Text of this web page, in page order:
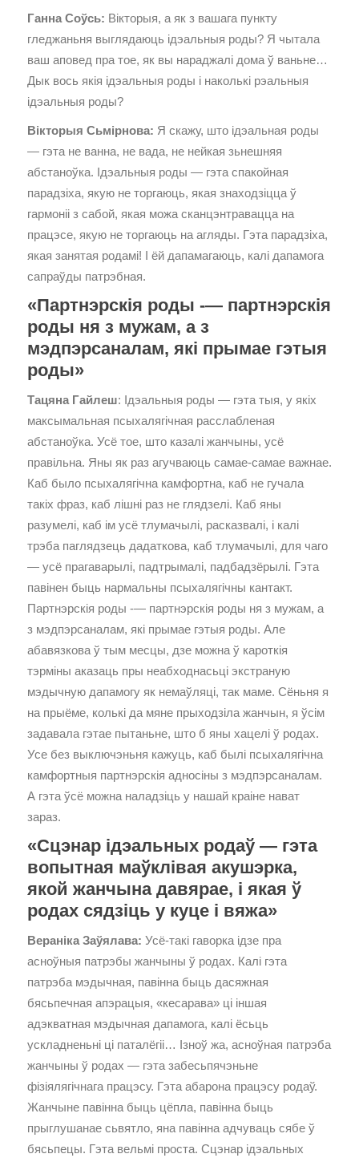
Ганна Соўсь: Вікторыя, а як з вашага пункту
гледжаньня выглядаюць ідэальныя роды? Я чытала
ваш аповед пра тое, як вы нараджалі дома ў ваньне…
Дык вось якія ідэальныя роды і наколькі рэальныя
ідэальныя роды?
Вікторыя Сьмірнова: Я скажу, што ідэальная роды
— гэта не ванна, не вада, не нейкая зьнешняя
абстаноўка. Ідэальныя роды — гэта спакойная
парадзіха, якую не торгаюць, якая знаходзіцца ў
гармоніі з сабой, якая можа сканцэнтравацца на
працэсе, якую не торгаюць на агляды. Гэта парадзіха,
якая занятая родамі! І ёй дапамагаюць, калі дапамога
сапраўды патрэбная.
«Партнэрскія роды -— партнэрскія
роды ня з мужам, а з
мэдпэрсаналам, які прымае гэтыя
роды»
Тацяна Гайлеш: Ідэальныя роды — гэта тыя, у якіх
максымальная псыхалягічная расслабленая
абстаноўка. Усё тое, што казалі жанчыны, усё
правільна. Яны як раз агучваюць самае-самае важнае.
Каб было псыхалягічна камфортна, каб не гучала
такіх фраз, каб лішні раз не глядзелі. Каб яны
разумелі, каб ім усё тлумачылі, расказвалі, і калі
трэба паглядзець дадаткова, каб тлумачылі, для чаго
— усё прагаварылі, падтрымалі, падбадзёрылі. Гэта
павінен быць нармальны псыхалягічны кантакт.
Партнэрскія роды -— партнэрскія роды ня з мужам, а
з мэдпэрсаналам, які прымае гэтыя роды. Але
абавязкова ў тым месцы, дзе можна ў кароткія
тэрміны аказаць пры неабходнасьці экстраную
мэдычную дапамогу як немаўляці, так маме. Сёньня я
на прыёме, колькі да мяне прыходзіла жанчын, я ўсім
задавала гэтае пытаньне, што б яны хацелі ў родах.
Усе без выключэньня кажуць, каб былі псыхалягічна
камфортныя партнэрскія адносіны з мэдпэрсаналам.
А гэта ўсё можна наладзіць у нашай краіне нават
зараз.
«Сцэнар ідэальных родаў — гэта
вопытная маўклівая акушэрка,
якой жанчына давярае, і якая ў
родах сядзіць у куце і вяжа»
Вераніка Заўялава: Усё-такі гаворка ідзе пра
асноўныя патрэбы жанчыны ў родах. Калі гэта
патрэба мэдычная, павінна быць дасяжная
бясьпечная апэрацыя, «кесарава» ці іншая
адэкватная мэдычная дапамога, калі ёсьць
ускладненьні ці паталёгіі… Ізноў жа, асноўная патрэба
жанчыны ў родах — гэта забесьпячэньне
фізіялягічнага працэсу. Гэта абарона працэсу родаў.
Жанчыне павінна быць цёпла, павінна быць
прыглушанае сьвятло, яна павінна адчуваць сябе ў
бясьпецы. Гэта вельмі проста. Сцэнар ідэальных